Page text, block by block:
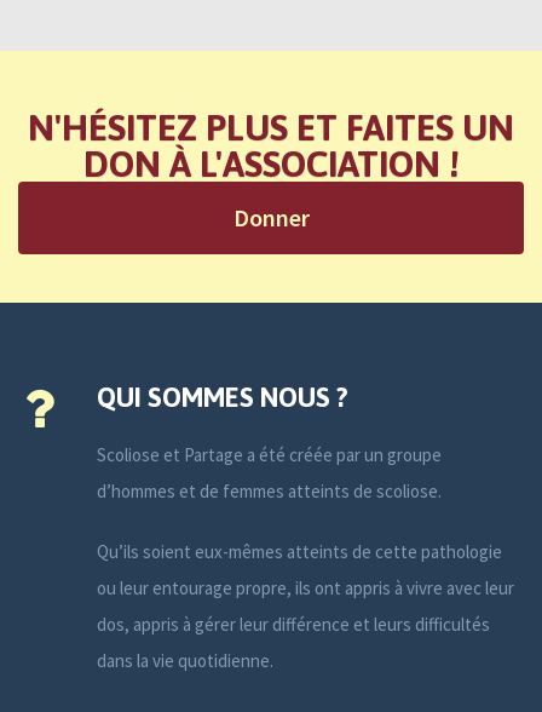
N'HÉSITEZ PLUS ET FAITES UN
DON À L'ASSOCIATION !
Donner
QUI SOMMES NOUS ?
Scoliose et Partage a été créée par un groupe
d’hommes et de femmes atteints de scoliose.
Qu’ils soient eux-mêmes atteints de cette pathologie
ou leur entourage propre, ils ont appris à vivre avec leur
dos, appris à gérer leur différence et leurs difficultés
dans la vie quotidienne.